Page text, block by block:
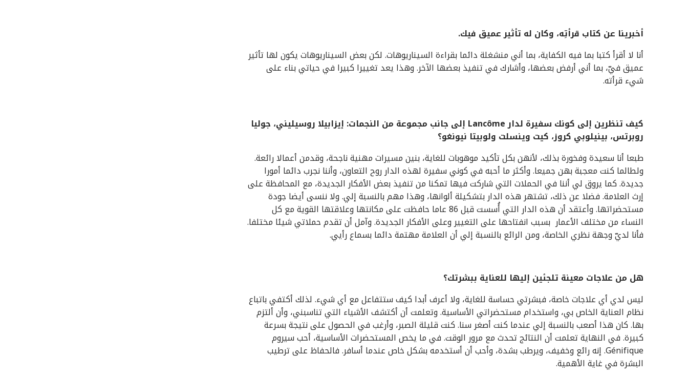
أخبرينا عن كتاب قرأتِه، وكان له تأثير عميق فيك.
أنا لا أقرأ كتبا بما فيه الكفاية، بما أني منشغلة دائما بقراءة السيناريوهات. لكن بعض السيناريوهات يكون لها تأثير
عميق فيّ، بما أني أرفض بعضها، وأشارك في تنفيذ بعضها الآخر. وهذا يعد تغييرا كبيرا في حياتي بناء على
شيء قرأته.
كيف تنظرين إلى كونك سفيرة لدارLancôme إلى جانب مجموعة من النجمات: إيزابيلا روسيليني، جوليا
روبرتس، بينيلوبي كروز، كيت وينسلت ولوبيتا نيونغو؟
طبعا أنا سعيدة وفخورة بذلك، لأنهن بكل تأكيد موهوبات للغاية، بنين مسيرات مهنية ناجحة، وقدمن أعمالا رائعة.
ولطالما كنت معجبة بهن جميعا. وأكثر ما أحبه في كوني سفيرة لهذه الدار روح التعاون، وأننا نجرب دائما أمورا
جديدة. كما يروق لي أننا في الحملات التي شاركت فيها تمكنا من تنفيذ بعض الأفكار الجديدة، مع المحافظة على
إرث العلامة. فضلا عن ذلك، تشتهر هذه الدار بتشكيلة ألوانها، وهذا مهم بالنسبة إلي. ولا ننسى أيضا جودة
مستحضراتها. وأعتقد أن هذه الدار التي أُسست قبل 86 عاما حافظت على مكانتها وعلاقتها القوية مع كل
النساء من مختلف الأعمار بسبب انفتاحها على التغيير وعلى الأفكار الجديدة. وآمل أن تقدم حملاتي شيئا مختلفا.
فأنا لديّ وجهة نظري الخاصة، ومن الرائع بالنسبة إلي أن العلامة مهتمة دائما بسماع رأيي.
هل من علاجات معينة تلجئين إليها للعناية ببشرتك؟
ليس لدي أي علاجات خاصة، فبشرتي حساسة للغاية، ولا أعرف أبدا كيف ستتفاعل مع أي شيء. لذلك أكتفي باتباع
نظام العناية الخاص بي، واستخدام مستحضراتي الأساسية. وتعلمت أن أكتشف الأشياء التي تناسبني، وأن ألتزم
بها. كان هذا أصعب بالنسبة إلي عندما كنت أصغر سنا. كنت قليلة الصبر، وأرغب في الحصول على نتيجة بسرعة
كبيرة. في النهاية تعلمت أن النتائج تحدث مع مرور الوقت. في ما يخص المستحضرات الأساسية، أحب سيروم
Génifique. إنه رائع وخفيف، ويرطب بشدة، وأحب أن أستخدمه بشكل خاص عندما أسافر. فالحفاظ على ترطيب
البشرة في غاية الأهمية.